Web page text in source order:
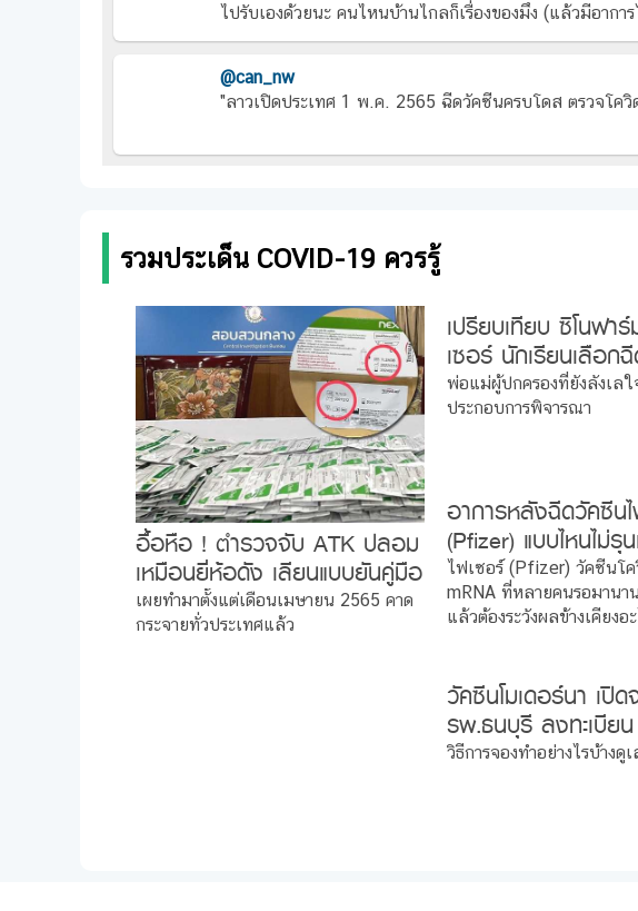
ไปรับเองด้วยนะ คนไหนบ้านไกลก็เรื่องของมึง (แล้วมีอาก
@can_nw
"ลาวเปิดประเทศ 1 พ.ค. 2565 ฉีดวัคซีนครบโดส ตรวจโค
รวมประเด็น COVID-19 ควรรู้
อื้อหือ ! ตำรวจจับ ATK ปลอม
เหมือนยี่ห้อดัง เลียนแบบยันคู่มือ
มิน่าทำไมราคาถูก
เผยทำมาตั้งแต่เดือนเมษายน 2565 คาด
กระจายทั่วประเทศแล้ว
เปรียบเทียบ ซิโนฟา
เซอร์ นักเรียนเลือก
วิดตัวไหนดี ?
พ่อแม่ผู้ปกครองที่ยังลังเล
ประกอบการพิจารณา
อาการหลังฉีดวัคซีน
(Pfizer) แบบไหนไม่รุ
ไหนต้องระวังใน 30
ไฟเซอร์ (Pfizer) วัคซีนโ
mRNA ที่หลายคนรอมานา
แล้วต้องระวังผลข้างเคียงอ
วัคซีนโมเดอร์นา เปิ
รพ.ธนบุรี ลงทะเบีย
ส.ค. ฉีดต้นปี 2565
วิธีการจองทำอย่างไรบ้างดู